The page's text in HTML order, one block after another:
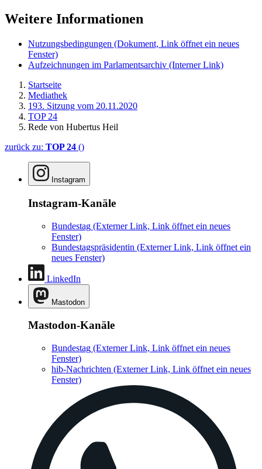
Weitere Informationen
Nutzungsbedingungen (Dokument, Link öffnet ein neues
Fenster)
Aufzeichnungen im Parlamentsarchiv (Interner Link)
Startseite
Mediathek
193. Sitzung vom 20.11.2020
TOP 24
Rede von Hubertus Heil
zurück zu: TOP 24 ()
Instagram
Instagram-Kanäle
Bundestag (Externer Link, Link öffnet ein neues
Fenster)
Bundestagspräsidentin (Externer Link, Link öffnet ein
neues Fenster)
LinkedIn
Mastodon
Mastodon-Kanäle
Bundestag (Externer Link, Link öffnet ein neues
Fenster)
hib-Nachrichten (Externer Link, Link öffnet ein neues
Fenster)